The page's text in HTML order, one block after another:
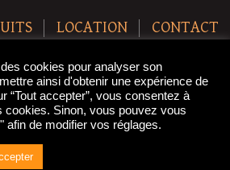
LOCATION CONTACT
All Rights Reserved.
cookies pour analyser son
ainsi d'obtenir une expérience de
“Tout accepter”, vous consentez à
cookies. Sinon, vous pouvez vous
afin de modifier vos réglages.